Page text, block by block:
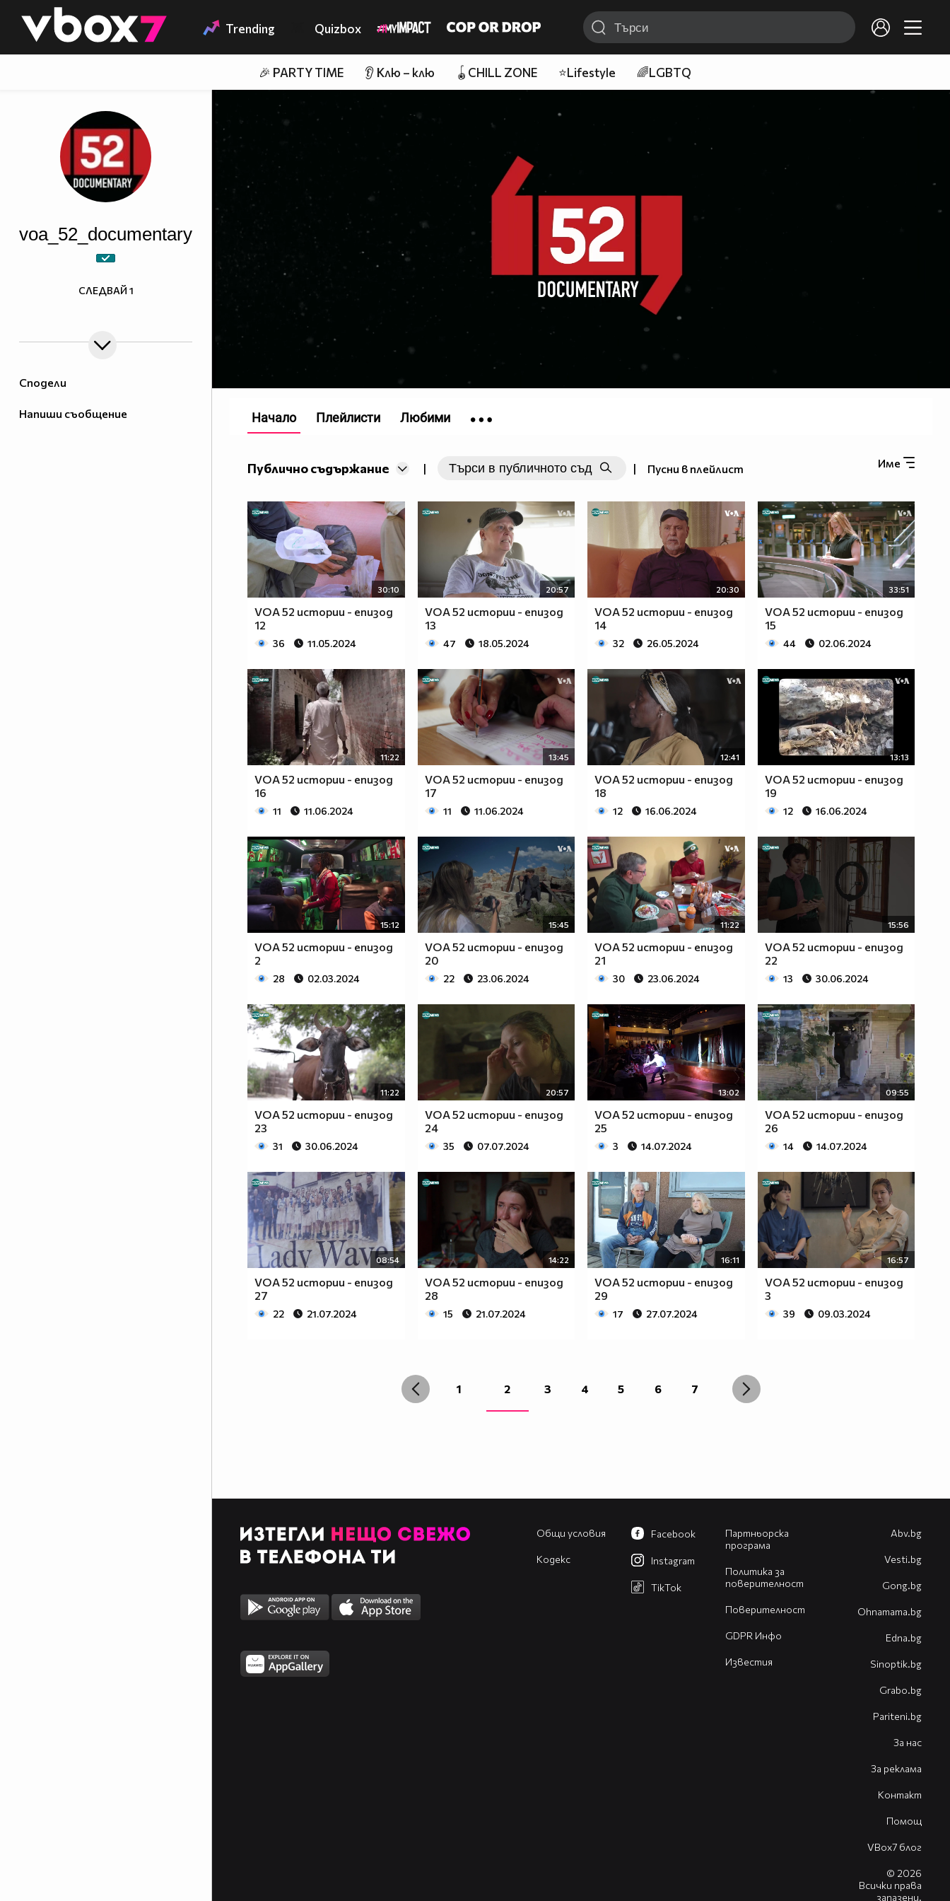
👾 Trending Quizbox
🎉 PARTY TIME 👂 Клю – клю 🪀CHILL ZONE ⭐Lifestyle 🌈LGBTQ
Сподели
Напиши съобщение
voa_52_documentary
СЛЕДВАЙ 1
Име
Публично съдържание | | Пусни в плейлист
30:10
VOA 52 истории - епизод
12
36 11.05.2024
20:57
VOA 52 истории - епизод
13
47 18.05.2024
20:30
VOA 52 истории - епизод
14
32 26.05.2024
33:51
VOA 52 истории - епизод
15
44 02.06.2024
11:22
VOA 52 истории - епизод
16
11 11.06.2024
13:45
VOA 52 истории - епизод
17
11 11.06.2024
12:41
VOA 52 истории - епизод
18
12 16.06.2024
13:13
VOA 52 истории - епизод
19
12 16.06.2024
15:12
VOA 52 истории - епизод
2
28 02.03.2024
15:45
VOA 52 истории - епизод
20
22 23.06.2024
11:22
VOA 52 истории - епизод
21
30 23.06.2024
15:56
VOA 52 истории - епизод
22
13 30.06.2024
11:22
VOA 52 истории - епизод
23
31 30.06.2024
20:57
VOA 52 истории - епизод
24
35 07.07.2024
13:02
VOA 52 истории - епизод
25
3 14.07.2024
09:55
VOA 52 истории - епизод
26
14 14.07.2024
08:54
VOA 52 истории - епизод
27
22 21.07.2024
14:22
VOA 52 истории - епизод
28
15 21.07.2024
16:11
VOA 52 истории - епизод
29
17 27.07.2024
16:57
VOA 52 истории - епизод
3
39 09.03.2024
1 2 3 4 5 6 7
Начало Плейлисти Любими
Общи условия
Кодекс
Партньорска
програма
Политика за
поверителност
Поверителност
GDPR Инфо
Известия
Facebook
Instagram
TikTok
Abv.bg
Vesti.bg
Gong.bg
Оhnamama.bg
Edna.bg
Sinoptik.bg
Grabo.bg
Pariteni.bg
За нас
За реклама
Контакт
Помощ
VBox7 блог
© 2026
Всички права
запазени.